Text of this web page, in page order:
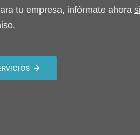
tu empresa, infórmate ahora
.